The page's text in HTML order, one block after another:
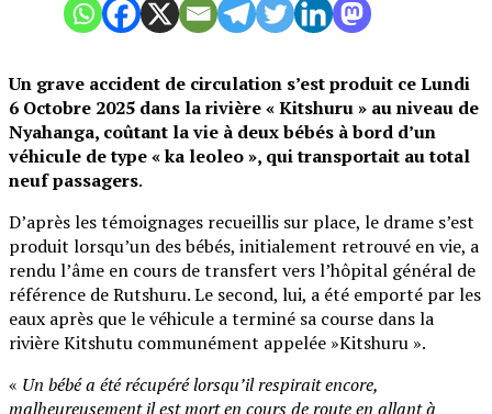
Un grave accident de circulation s’est produit ce Lundi
6 Octobre 2025 dans la rivière « Kitshuru » au niveau de
Nyahanga, coûtant la vie à deux bébés à bord d’un
véhicule de type « ka leoleo », qui transportait au total
neuf passagers.
D’après les témoignages recueillis sur place, le drame s’est
produit lorsqu’un des bébés, initialement retrouvé en vie, a
rendu l’âme en cours de transfert vers l’hôpital général de
référence de Rutshuru. Le second, lui, a été emporté par les
eaux après que le véhicule a terminé sa course dans la
rivière Kitshutu communément appelée »Kitshuru ».
« Un bébé a été récupéré lorsqu’il respirait encore,
malheureusement il est mort en cours de route en allant à